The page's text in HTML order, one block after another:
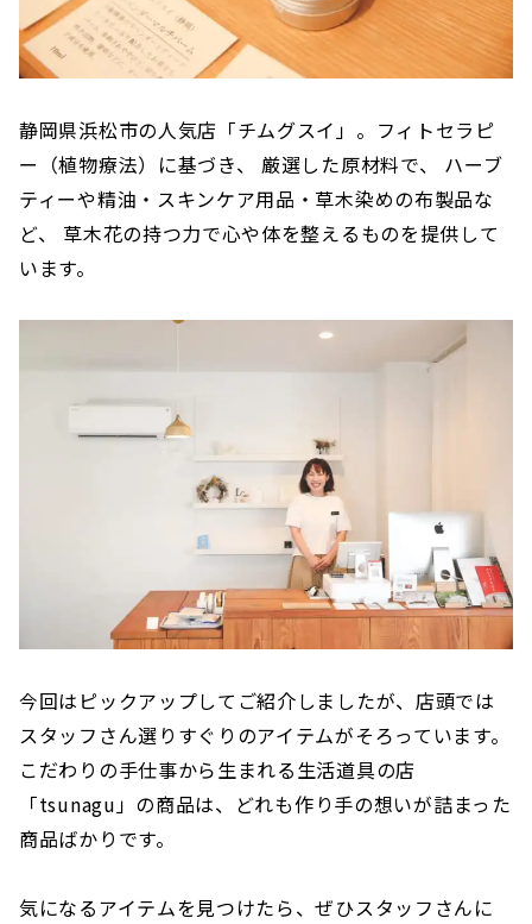
静岡県浜松市の人気店「チムグスイ」。フィトセラピ
ー（植物療法）に基づき、 厳選した原材料で、 ハーブ
ティーや精油・スキンケア用品・草木染めの布製品な
ど、 草木花の持つ力で心や体を整えるものを提供して
います。
今回はピックアップしてご紹介しましたが、店頭では
スタッフさん選りすぐりのアイテムがそろっています。
こだわりの手仕事から生まれる生活道具の店
「tsunagu」の商品は、どれも作り手の想いが詰まった
商品ばかりです。
気になるアイテムを見つけたら、ぜひスタッフさんに